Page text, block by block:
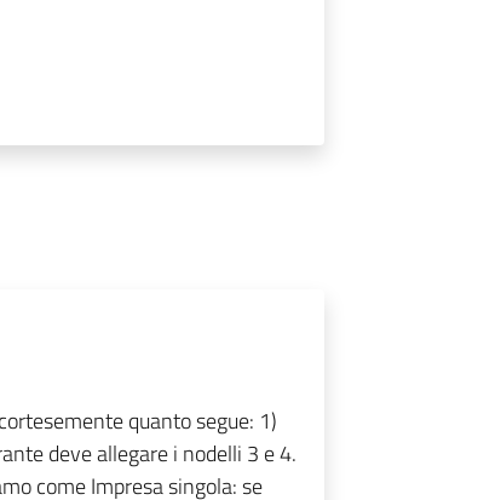
quanto segue: 1)
deve allegare i nodelli 3 e 4.
come Impresa singola: se